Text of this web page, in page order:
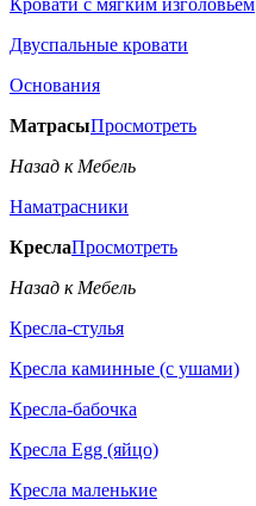
Кровати с мягким изголовьем
Двуспальные кровати
Основания
МатрасыПросмотреть
Назад к Мебель
Наматрасники
КреслаПросмотреть
Назад к Мебель
Кресла-стулья
Кресла каминные (с ушами)
Кресла-бабочка
Кресла Egg (яйцо)
Кресла маленькие